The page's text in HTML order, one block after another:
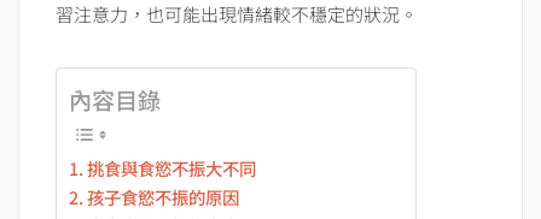
習注意力，也可能出現情緒較不穩定的狀況。
內容目錄
挑食與食慾不振大不同
孩子食慾不振的原因